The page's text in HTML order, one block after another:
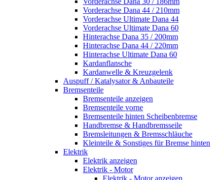
Vorderachse Dana 44 / 210mm
Vorderachse Ultimate Dana 44
Vorderachse Ultimate Dana 60
Hinterachse Dana 35 / 200mm
Hinterachse Dana 44 / 220mm
Hinterachse Ultimate Dana 60
Kardanflansche
Kardanwelle & Kreuzgelenk
Auspuff / Katalysator & Anbauteile
Bremsenteile
Bremsenteile anzeigen
Bremsenteile vorne
Bremsenteile hinten Scheibenbremse
Handbremse & Handbremsseile
Bremsleitungen & Bremsschläuche
Kleinteile & Sonstiges für Bremse hinten
Elektrik
Elektrik anzeigen
Elektrik - Motor
Elektrik - Motor anzeigen